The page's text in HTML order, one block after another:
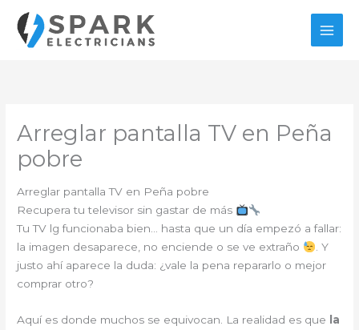
contenido
Arreglar pantalla TV en Peña
pobre
Arreglar pantalla TV en Peña pobre
Recupera tu televisor sin gastar de más
Tu TV lg funcionaba bien… hasta que un día empezó a fallar:
la imagen desaparece, no enciende o se ve extraño
. Y
justo ahí aparece la duda: ¿vale la pena repararlo o mejor
comprar otro?
Aquí es donde muchos se equivocan. La realidad es que
la